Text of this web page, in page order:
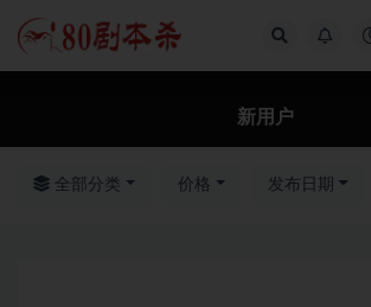
新用户
全部分类 价格 发布日期